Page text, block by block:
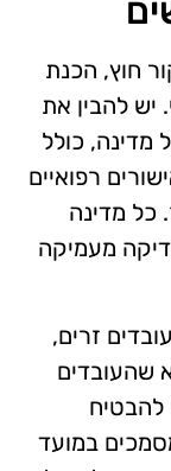
חוץ, הכנת
יש להבין את
מדינה, כולל
רפואיים
כל מדינה
מעמיקה
זרים,
שהעובדים
להבטיח
במועד